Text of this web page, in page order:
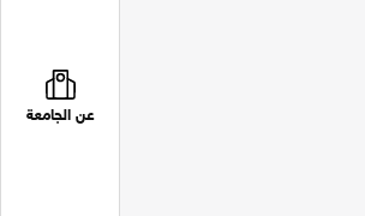
عن الجامعة